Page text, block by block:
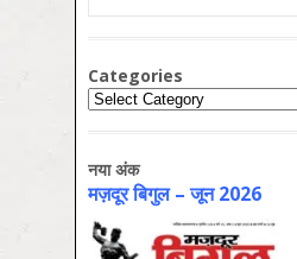
Categories
Categories
नया अंक
मज़दूर बिगुल – जून 2026